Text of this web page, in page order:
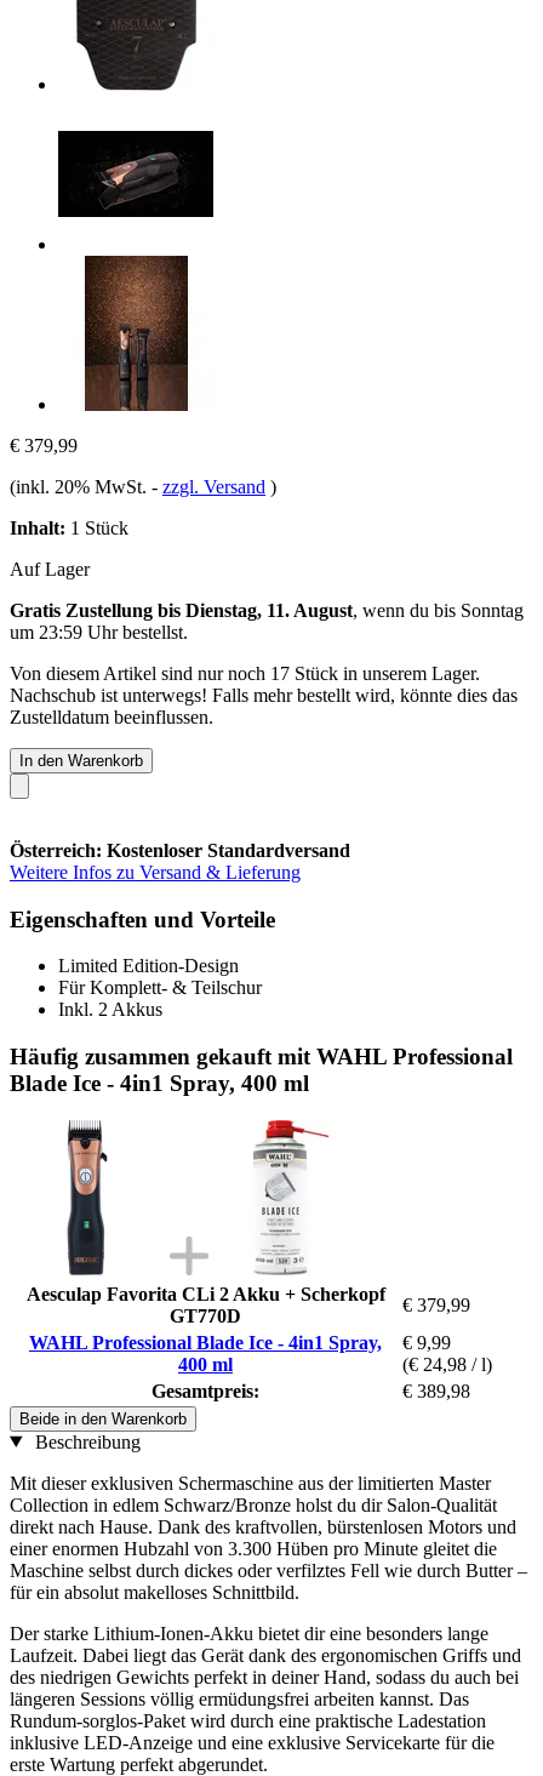
€ 379,99
(inkl. 20% MwSt. - zzgl. Versand )
Inhalt: 1 Stück
Auf Lager
Gratis Zustellung bis Dienstag, 11. August, wenn du bis Sonntag
um 23:59 Uhrbestellst.
Von diesem Artikel sind nur noch 17 Stück in unserem Lager.
Nachschub ist unterwegs! Falls mehr bestellt wird, könnte dies das
Zustelldatum beeinflussen.
In den Warenkorb
Österreich: Kostenloser Standardversand
Weitere Infos zu Versand & Lieferung
Eigenschaften und Vorteile
Limited Edition-Design
Für Komplett- & Teilschur
Inkl. 2 Akkus
Häufig zusammen gekauft mit WAHL Professional
Blade Ice - 4in1 Spray, 400 ml
Aesculap Favorita CLi 2 Akku + Scherkopf
GT770D
€ 379,99
WAHL Professional Blade Ice - 4in1 Spray,
400 ml
€ 9,99
(€ 24,98 / l)
Gesamtpreis:
€ 389,98
Beide in den Warenkorb
Beschreibung
Mit dieser exklusiven Schermaschine aus der limitierten Master
Collection in edlem Schwarz/Bronze holst du dir Salon-Qualität
direkt nach Hause. Dank des kraftvollen, bürstenlosen Motors und
einer enormen Hubzahl von 3.300 Hüben pro Minute gleitet die
Maschine selbst durch dickes oder verfilztes Fell wie durch Butter –
für ein absolut makelloses Schnittbild.
Der starke Lithium-Ionen-Akku bietet dir eine besonders lange
Laufzeit. Dabei liegt das Gerät dank des ergonomischen Griffs und
des niedrigen Gewichts perfekt in deiner Hand, sodass du auch bei
längeren Sessions völlig ermüdungsfrei arbeiten kannst. Das
Rundum-sorglos-Paket wird durch eine praktische Ladestation
inklusive LED-Anzeige und eine exklusive Servicekarte für die
erste Wartung perfekt abgerundet.